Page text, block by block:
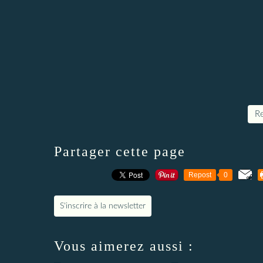
Partager cette page
Repost 0
S'inscrire à la newsletter
Vous aimerez aussi :